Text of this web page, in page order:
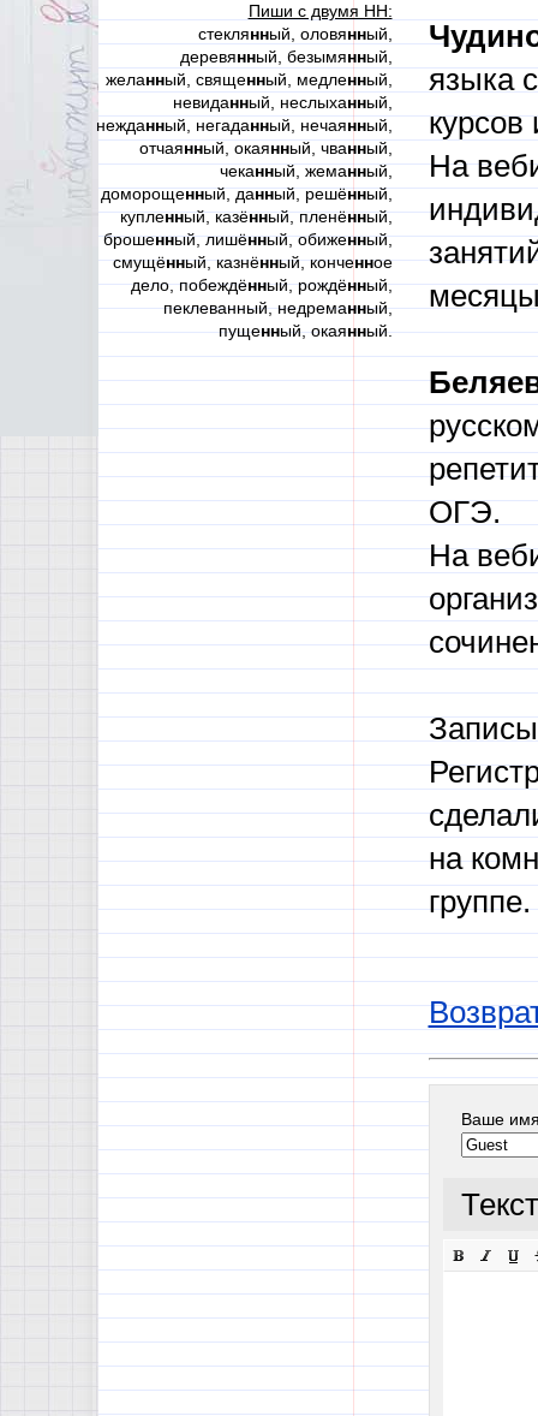
Пиши с двумя НН:
стеклянный, оловянный,
деревянный, безымянный,
желанный, священный, медленный,
невиданный, неслыханный,
нежданный, негаданный, нечаянный,
отчаянный, окаянный, чванный,
чеканный, жеманный,
доморощенный, данный, решённый,
купленный, казённый, пленённый,
брошенный, лишённый, обиженный,
смущённый, казнённый, конченное
дело, побеждённый, рождённый,
пеклеванный, недреманный,
пущенный, окаянный.
языка
На
ОГЭ.
На
на
группе.
Ваше